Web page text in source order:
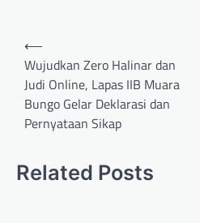
⟵
Wujudkan Zero Halinar dan
Judi Online, Lapas IIB Muara
Bungo Gelar Deklarasi dan
Pernyataan Sikap
Related Posts